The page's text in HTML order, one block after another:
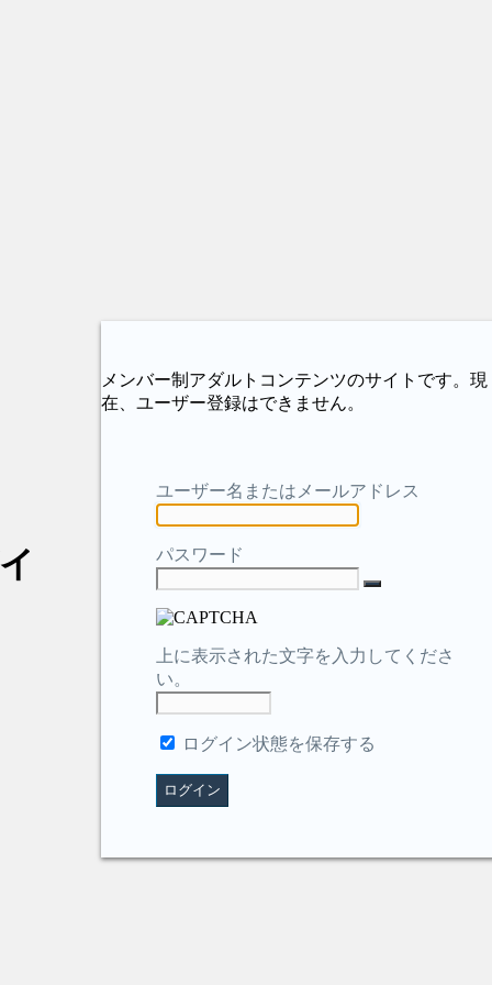
メンバー制アダルトコンテンツのサイトです。現
在、ユーザー登録はできません。
ユーザー名またはメールアドレス
パスワード
上に表示された文字を入力してくださ
い。
ログイン状態を保存する